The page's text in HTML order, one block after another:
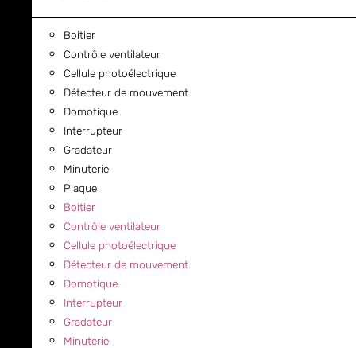
Boitier
Contrôle ventilateur
Cellule photoélectrique
Détecteur de mouvement
Domotique
Interrupteur
Gradateur
Minuterie
Plaque
Boitier
Contrôle ventilateur
Cellule photoélectrique
Détecteur de mouvement
Domotique
Interrupteur
Gradateur
Minuterie